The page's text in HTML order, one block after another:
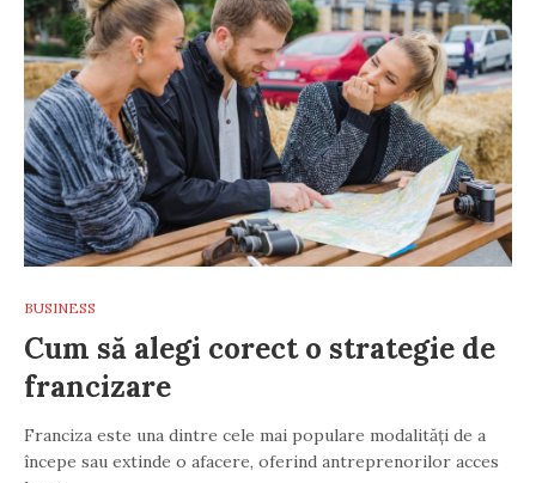
BUSINESS
Cum să alegi corect o strategie de
francizare
Franciza este una dintre cele mai populare modalități de a
începe sau extinde o afacere, oferind antreprenorilor acces